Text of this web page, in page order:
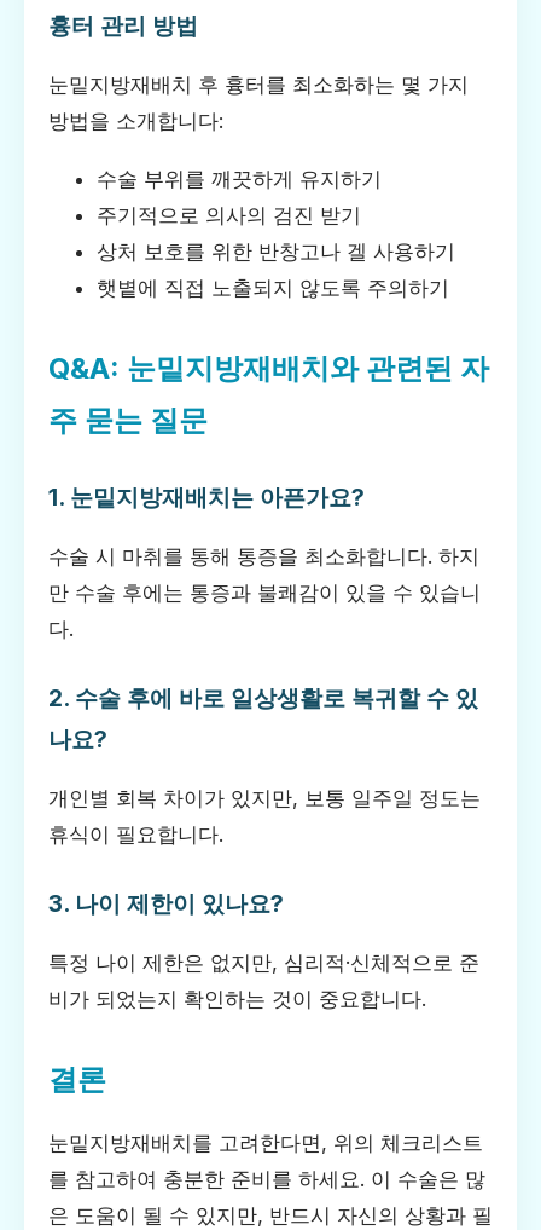
흉터 관리 방법
눈밑지방재배치 후 흉터를 최소화하는 몇 가지
방법을 소개합니다:
수술 부위를 깨끗하게 유지하기
주기적으로 의사의 검진 받기
상처 보호를 위한 반창고나 겔 사용하기
햇볕에 직접 노출되지 않도록 주의하기
Q&A: 눈밑지방재배치와 관련된 자
주 묻는 질문
1. 눈밑지방재배치는 아픈가요?
수술 시 마취를 통해 통증을 최소화합니다. 하지
만 수술 후에는 통증과 불쾌감이 있을 수 있습니
다.
2. 수술 후에 바로 일상생활로 복귀할 수 있
나요?
개인별 회복 차이가 있지만, 보통 일주일 정도는
휴식이 필요합니다.
3. 나이 제한이 있나요?
특정 나이 제한은 없지만, 심리적·신체적으로 준
비가 되었는지 확인하는 것이 중요합니다.
결론
눈밑지방재배치를 고려한다면, 위의 체크리스트
를 참고하여 충분한 준비를 하세요. 이 수술은 많
은 도움이 될 수 있지만, 반드시 자신의 상황과 필